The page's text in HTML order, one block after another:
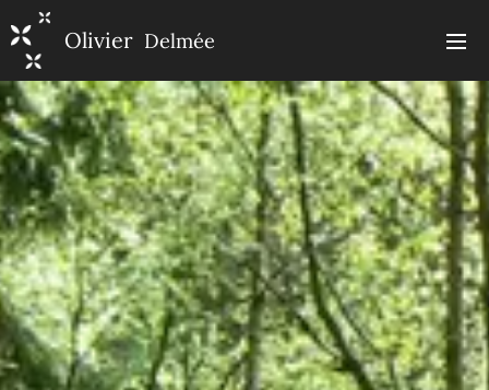
Olivier Delmée